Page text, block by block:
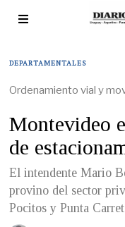
DEPARTAMENTALES
Ordenamiento vial y
Montevideo
de
El intendente Mario
provino del sector
Pocitos y Punta